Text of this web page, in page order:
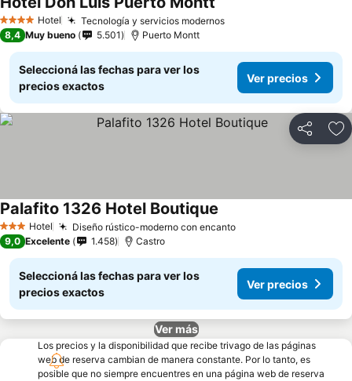
4 EstrellasHotel Tecnología y servicios modernos
8,4 Muy bueno 5.501 Puerto Montt
Seleccioná las fechas para ver los
precios exactos
Ver precios
Compartir
3 Estrellas
Hotel Diseño rústico-moderno con encanto
Palafito 1326 Hotel Boutique
9,0 Excelente 1.458 Castro
Seleccioná las fechas para ver los
precios exactos
Ver precios
Ver más
Los precios y la disponibilidad que recibe trivago de las páginas
web de reserva cambian de manera constante. Por lo tanto, es
posible que no siempre encuentres en una página web de reserva